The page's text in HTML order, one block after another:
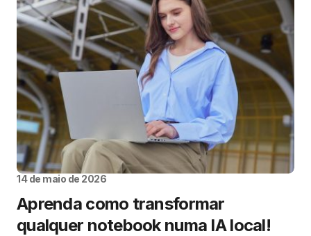
14 de maio de 2026
Aprenda como transformar
qualquer notebook numa IA local!